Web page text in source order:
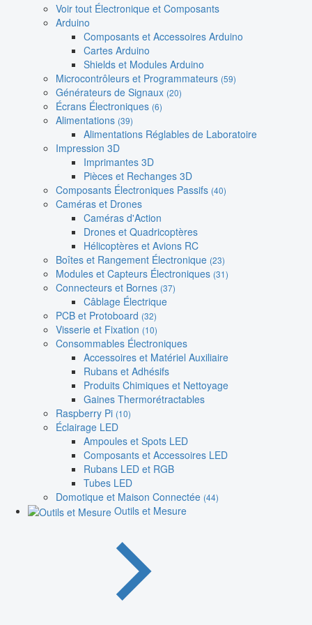
Voir tout Électronique et Composants
Arduino
Composants et Accessoires Arduino
Cartes Arduino
Shields et Modules Arduino
Microcontrôleurs et Programmateurs (59)
Générateurs de Signaux (20)
Écrans Électroniques (6)
Alimentations (39)
Alimentations Réglables de Laboratoire
Impression 3D
Imprimantes 3D
Pièces et Rechanges 3D
Composants Électroniques Passifs (40)
Caméras et Drones
Caméras d'Action
Drones et Quadricoptères
Hélicoptères et Avions RC
Boîtes et Rangement Électronique (23)
Modules et Capteurs Électroniques (31)
Connecteurs et Bornes (37)
Câblage Électrique
PCB et Protoboard (32)
Visserie et Fixation (10)
Consommables Électroniques
Accessoires et Matériel Auxiliaire
Rubans et Adhésifs
Produits Chimiques et Nettoyage
Gaines Thermorétractables
Raspberry Pi (10)
Éclairage LED
Ampoules et Spots LED
Composants et Accessoires LED
Rubans LED et RGB
Tubes LED
Domotique et Maison Connectée (44)
Outils et Mesure